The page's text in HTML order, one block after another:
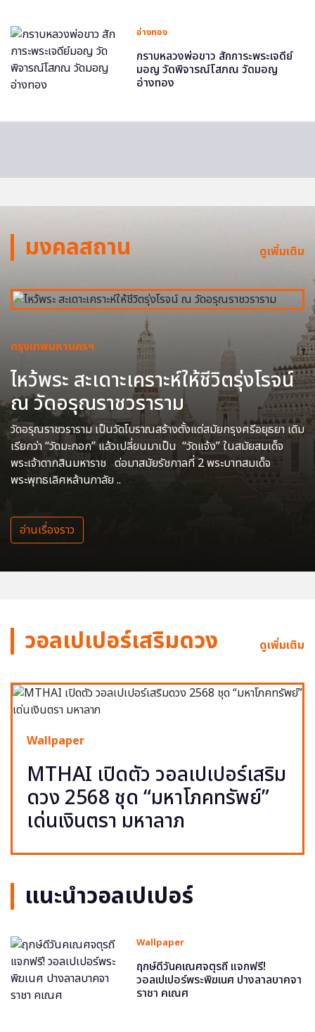
อ่างทอง
กราบหลวงพ่อขาว สักการะพระเจดีย์
มอญ วัดพิจารณ์โสภณ วัดมอญ
อ่างทอง
มงคลสถาน ดูเพิ่มเติม
กรุงเทพมหานครฯ
ไหว้พระ สะเดาะเคราะห์ให้ชีวิตรุ่งโรจน์
ณ วัดอรุณราชวราราม
วัดอรุณราชวราราม เป็นวัดโบราณสร้างตั้งแต่สมัยกรุงศรีอยุธยา เดิม
เรียกว่า “วัดมะกอก” แล้วเปลี่ยนมาเป็น “วัดแจ้ง” ในสมัยสมเด็จ
พระเจ้าตากสินมหาราช ต่อมาสมัยรัชกาลที่ 2 พระบาทสมเด็จ
พระพุทธเลิศหล้านภาลัย ..
อ่านเรื่องราว
วอลเปเปอร์เสริมดวง ดูเพิ่มเติม
Wallpaper
MTHAI เปิดตัว วอลเปเปอร์เสริม
ดวง 2568 ชุด “มหาโภคทรัพย์”
เด่นเงินตรา มหาลาภ
แนะนำวอลเปเปอร์
Wallpaper
ฤกษ์ดีวันคเณศจตุรถี แจกฟรี!
วอลเปเปอร์พระพิฆเนศ ปางลาลบาคจา
ราชา คเณศ